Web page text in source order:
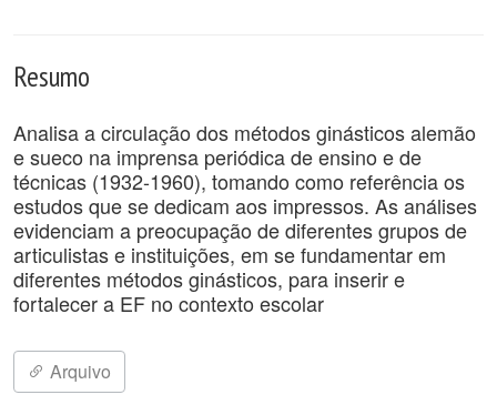
Resumo
Analisa a circulação dos métodos ginásticos alemão
e sueco na imprensa periódica de ensino e de
técnicas (1932-1960), tomando como referência os
estudos que se dedicam aos impressos. As análises
evidenciam a preocupação de diferentes grupos de
articulistas e instituições, em se fundamentar em
diferentes métodos ginásticos, para inserir e
fortalecer a EF no contexto escolar
Arquivo